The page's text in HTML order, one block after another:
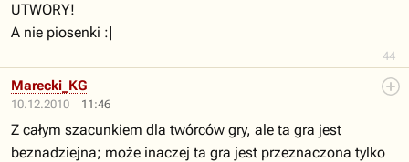
44
UTWORY!
A nie piosenki :|
10.12.2010 11:46
Marecki_KG
Z całym szacunkiem dla twórców gry, ale ta gra jest
beznadziejna; może inaczej ta gra jest przeznaczona tylko